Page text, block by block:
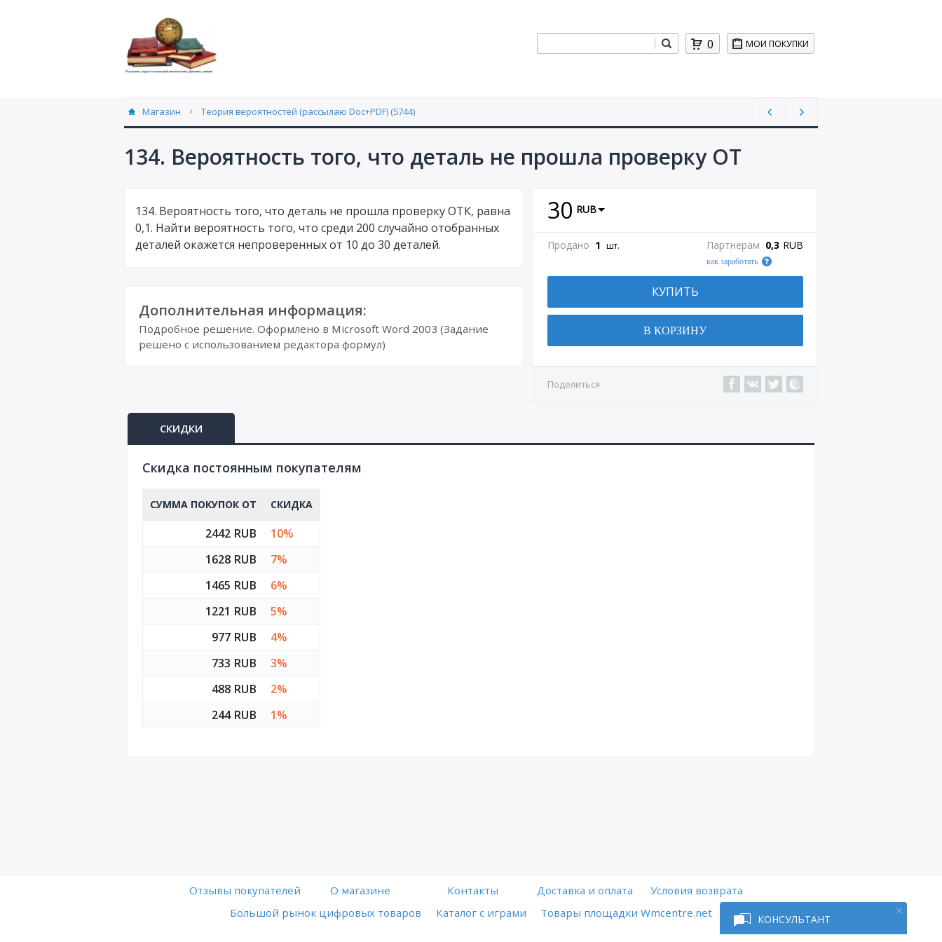
КОНСУЛЬТАНТ
МОИ ПОКУПКИ
0
Магазин Теория вероятностей (рассылаю Doc+PDF) (5744)
134. Вероятность того, что деталь не прошла проверку ОТ
30 RUB
Продано 1 шт. Партнерам 0,3 RUB
как заработать
КУПИТЬ
В КОРЗИНУ
Поделиться
134. Вероятность того, что деталь не прошла проверку ОТК, равна
0,1. Найти вероятность того, что среди 200 случайно отобранных
деталей окажется непроверенных от 10 до 30 деталей.
Дополнительная информация:
Подробное решение. Оформлено в Microsoft Word 2003 (Задание
решено с использованием редактора формул)
СКИДКИ
Cкидка постоянным покупателям
СУММА ПОКУПОК ОТ СКИДКА
2442 RUB
10%
1628 RUB
7%
1465 RUB
6%
1221 RUB
5%
977 RUB
4%
733 RUB
3%
488 RUB
2%
244 RUB
1%
Отзывы покупателей O магазине Контакты Доставка и оплата
Условия возврата
Большой рынок цифровых товаров
Каталог с играми Товары площадки Wmcentre.net